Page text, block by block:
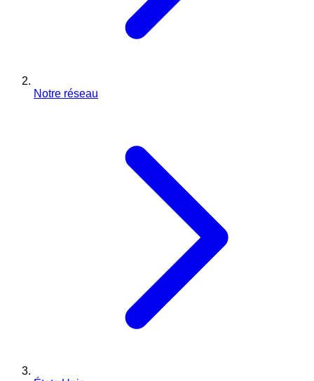
Notre réseau